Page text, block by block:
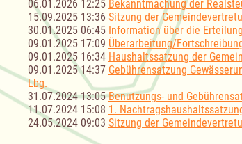
06.01.2026 12:25 Bekanntmachung der
15.09.2025 13:36 Sitzung der
30.01.2025 06:45 Information über die
09.01.2025 17:09 Überarbeitung/
09.01.2025 16:34 Haushaltssatzung der
09.01.2025 14:37 Gebührensatzung
Lbg.
31.07.2024 13:05 Benutzungs- und
11.07.2024 15:08 1.
24.05.2024 09:03 Sitzung der